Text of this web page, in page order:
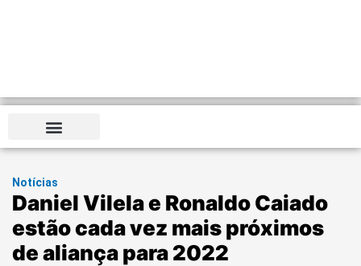
Notícias
Daniel Vilela e Ronaldo Caiado
estão cada vez mais próximos
de aliança para 2022